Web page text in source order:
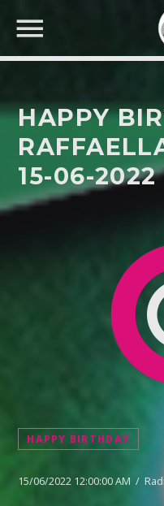
CERCA
HAPPY
15-06-2022
HAPPY BIRTHDAY
15/06/2022 12:00:00 AM /